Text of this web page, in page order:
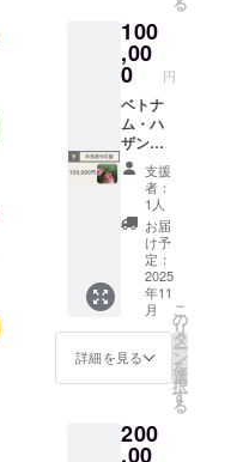
部屋番
号をお
伝えく
い。
チェッ
クアウ
ト時に
割引が
適用さ
れま
す。
●Tinhの
お茶1箱
ベトナ
ム茶体
後、
Tinh通
種をご
提供し
に。 収
録時
間：約
40秒 提
供方
法：
URLを
記載し
たメー
ルをお
送りし
ます。
●お礼の
メール
Tinhよ
り感謝
めた
メール
りしま
す。 ☆
トナム)
【ベト
ナム
プーア
ル生
茶】 内
容量：1
箱(10g)
原材
料：茶
(ベトナ
種類共
通 パッ
ケージ
サイ
15x6x3
cm 添加
ルギー
供方
法：
URLを
たメー
ルをお
送りし
ます。
●お礼の
メール
Tinhよ
り感謝
の気持
ちを込
めた
メール
りしま
す。 ☆
数選択
可能で
ラック
スタイ
ムや移
動時間
のお供
に。 収
録時
間：約
40秒 提
供方
法：
URLを
記載し
たメー
ルをお
送りし
ます。
●お礼の
の気持
ちを込
120ml(
種類に
よって
異なり
ます) ・
ベトナ
ムから
の取り
寄せ費
用や送
料を含
みま
す。 ●
ベトナ
ム・ハ
ザンの
自然の
音源 お
自然そ
のまま
定)： ・
水出し
茶の作
り方 ・
いつも
のお茶
がおい
しくな
るひと
手間 ・
急須が
ない場
合の飲
み方 ・
マグ
カップ
での楽
しみ方
やって
測る
持ち応
援」リ
ター
ン、
200,000
円の
「お気
持ち応
援」リ
ターン
と同じ
内容で
す。 ●
ベトナ
ム・ハ
ザンの
自然の
音源 お
茶の産
地で収
自然そ
のまま
100
,00
0 円
ベトナ
ム・ハ
ザンの
自然の
音源
と、お
礼の
メール
をお送
りしま
す。 こ
のリ
ターン
は
50,000
円の
持ち応
援」リ
支援
者：
1人
お届
け予
定：
2025
年11
月
詳細を見る
こ
の
リ
タ
ー
ン
を
選
択
す
る
200
,00